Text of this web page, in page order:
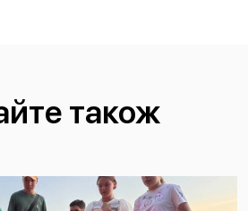
також